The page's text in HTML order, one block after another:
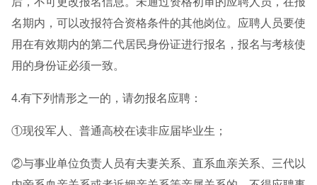
名期内，可以改报符合资格条件的其他岗位。应聘人员要使
用在有效期内的第二代居民身份证进行报名，报名与考核使
用的身份证必须一致。
4.有下列情形之一的，请勿报名应聘：
①现役军人、普通高校在读非应届毕业生；
②与事业单位负责人员有夫妻关系、直系血亲关系、三代以